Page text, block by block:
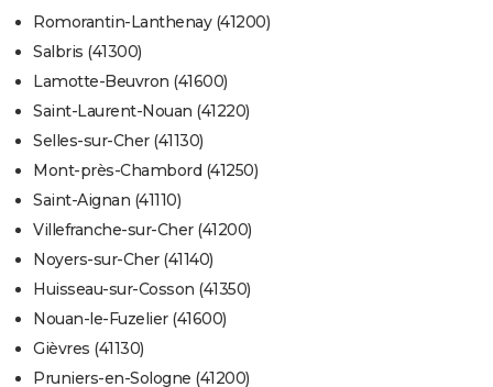
Romorantin-Lanthenay (41200)
Salbris (41300)
Lamotte-Beuvron (41600)
Saint-Laurent-Nouan (41220)
Selles-sur-Cher (41130)
Mont-près-Chambord (41250)
Saint-Aignan (41110)
Villefranche-sur-Cher (41200)
Noyers-sur-Cher (41140)
Huisseau-sur-Cosson (41350)
Nouan-le-Fuzelier (41600)
Gièvres (41130)
Pruniers-en-Sologne (41200)